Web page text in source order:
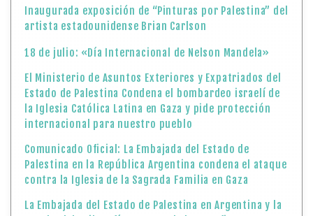
Inaugurada exposición de “Pinturas por Palestina” del
artista estadounidense Brian Carlson
18 de julio: «Día Internacional de Nelson Mandela»
El Ministerio de Asuntos Exteriores y Expatriados del
Estado de Palestina Condena el bombardeo israelí de
la Iglesia Católica Latina en Gaza y pide protección
internacional para nuestro pueblo
Comunicado Oficial: La Embajada del Estado de
Palestina en la República Argentina condena el ataque
contra la Iglesia de la Sagrada Familia en Gaza
La Embajada del Estado de Palestina en Argentina y la